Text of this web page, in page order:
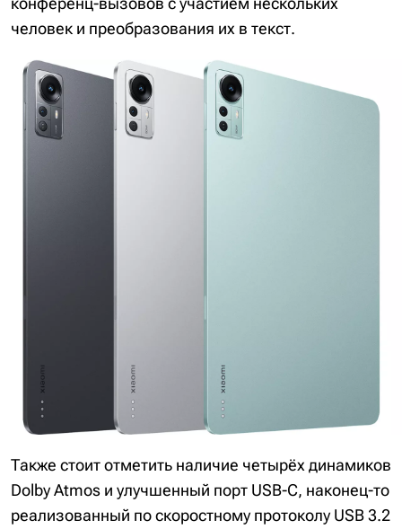
человек и преобразования их в текст.
Также стоит отметить наличие четырёх динамиков
Dolby Atmos и улучшенный порт USB-C, наконец-то
реализованный по скоростному протоколу USB 3.2